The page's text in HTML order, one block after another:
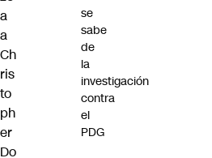
a
a
Ch
ris
to
ph
er
Do
se
sabe
de
la
investigación
contra
el
PDG